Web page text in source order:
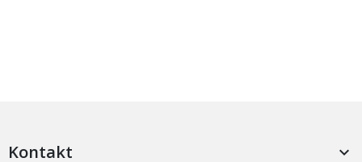
Kontakt 